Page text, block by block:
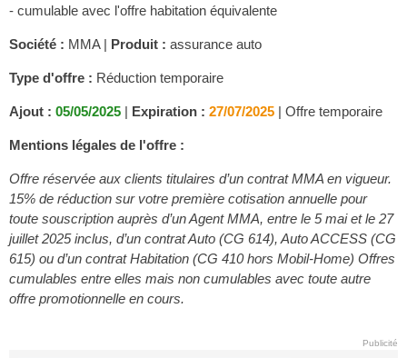
- cumulable avec l'offre habitation équivalente
Société : MMA | Produit : assurance auto
Type d'offre : Réduction temporaire
Ajout : 05/05/2025 | Expiration : 27/07/2025 | Offre temporaire
Mentions légales de l'offre :
Offre réservée aux clients titulaires d’un contrat MMA en vigueur.
15% de réduction sur votre première cotisation annuelle pour
toute souscription auprès d’un Agent MMA, entre le 5 mai et le 27
juillet 2025 inclus, d’un contrat Auto (CG 614), Auto ACCESS (CG
615) ou d’un contrat Habitation (CG 410 hors Mobil-Home) Offres
cumulables entre elles mais non cumulables avec toute autre
offre promotionnelle en cours.
Publicité